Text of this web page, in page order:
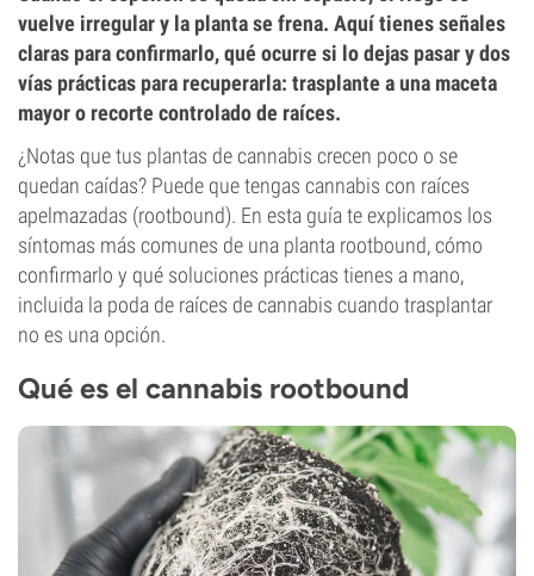
vuelve irregular y la planta se frena. Aquí tienes señales
claras para confirmarlo, qué ocurre si lo dejas pasar y dos
vías prácticas para recuperarla: trasplante a una maceta
mayor o recorte controlado de raíces.
¿Notas que tus plantas de cannabis crecen poco o se
quedan caídas? Puede que tengas cannabis con raíces
apelmazadas (rootbound). En esta guía te explicamos los
síntomas más comunes de una planta rootbound, cómo
confirmarlo y qué soluciones prácticas tienes a mano,
incluida la poda de raíces de cannabis cuando trasplantar
no es una opción.
Qué es el cannabis rootbound